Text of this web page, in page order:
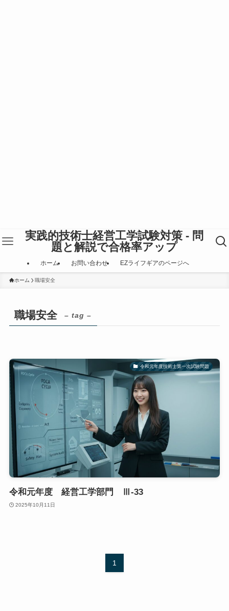
実践的技術士経営工学試験対策 - 問
題と解説で合格率アップ
ホーム お問い合わせ EZライフギアのページへ
ホーム 職場安全
職場安全 – tag –
令和元年度技術士第一次試験問題
令和元年度 経営工学部門 Ⅲ-33
2025年10月11日
1